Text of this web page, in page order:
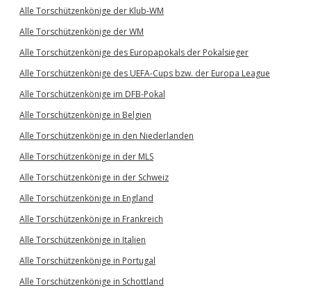
Alle Torschützenkönige der Klub-WM
Alle Torschützenkönige der WM
Alle Torschützenkönige des Europapokals der Pokalsieger
Alle Torschützenkönige des UEFA-Cups bzw. der Europa League
Alle Torschützenkönige im DFB-Pokal
Alle Torschützenkönige in Belgien
Alle Torschützenkönige in den Niederlanden
Alle Torschützenkönige in der MLS
Alle Torschützenkönige in der Schweiz
Alle Torschützenkönige in England
Alle Torschützenkönige in Frankreich
Alle Torschützenkönige in Italien
Alle Torschützenkönige in Portugal
Alle Torschützenkönige in Schottland